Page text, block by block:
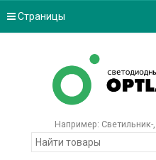
Страницы
Например: Светильник-